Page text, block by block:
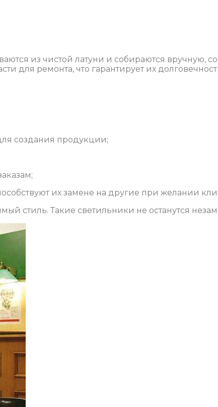
из чистой латуни и собираются вручную,
для ремонта, что гарантирует их
создания продукции;
их замене на другие при желании
стиль. Такие светильники не останутся